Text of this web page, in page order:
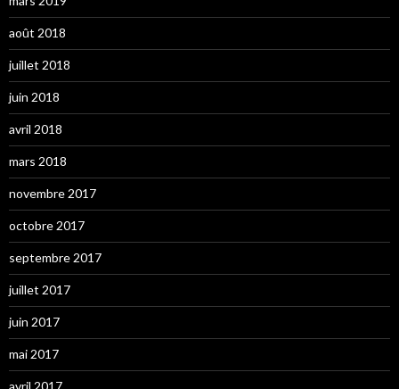
août 2018
juillet 2018
juin 2018
avril 2018
mars 2018
novembre 2017
octobre 2017
septembre 2017
juillet 2017
juin 2017
mai 2017
avril 2017